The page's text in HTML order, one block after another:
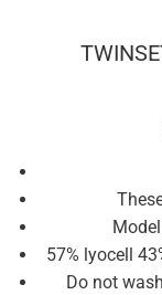
57% lyocell
Do not